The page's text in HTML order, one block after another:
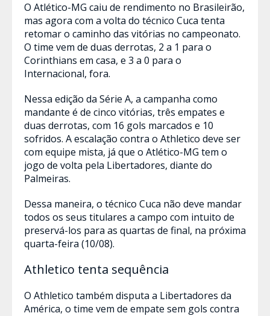
O Atlético-MG caiu de rendimento no Brasileirão,
mas agora com a volta do técnico Cuca tenta
retomar o caminho das vitórias no campeonato.
O time vem de duas derrotas, 2 a 1 para o
Corinthians em casa, e 3 a 0 para o
Internacional, fora.
Nessa edição da Série A, a campanha como
mandante é de cinco vitórias, três empates e
duas derrotas, com 16 gols marcados e 10
sofridos. A escalação contra o Athletico deve ser
com equipe mista, já que o Atlético-MG tem o
jogo de volta pela Libertadores, diante do
Palmeiras.
Dessa maneira, o técnico Cuca não deve mandar
todos os seus titulares a campo com intuito de
preservá-los para as quartas de final, na próxima
quarta-feira (10/08).
Athletico tenta sequência
O Athletico também disputa a Libertadores da
América, o time vem de empate sem gols contra